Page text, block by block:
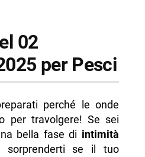
02
per Pesci
perché le onde
per travolgere! Se sei
bella fase di intimità
sorprenderti se il tuo